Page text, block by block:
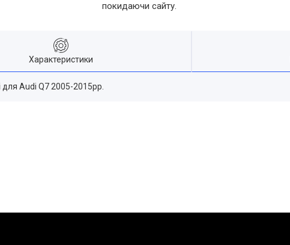
покидаючи сайту.
Характеристики
для Audi Q7 2005-2015рр.